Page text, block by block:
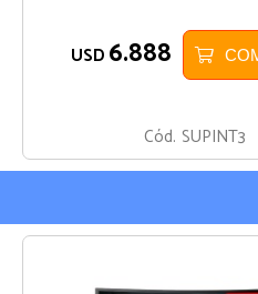
USD 6.888
Cód. SUPINT3